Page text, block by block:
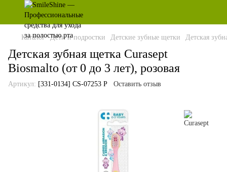
Каталог Дети и подростки Детские зубные щетки Детская
Детская зубная щетка Curasept
Biosmalto (от 0 до 3 лет), розовая
Артикул: [331-0134] CS-07253 P Оставить отзыв